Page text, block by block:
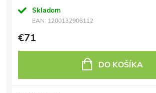
Skladom
EAN: 1200132906112
€71
DO KOŠÍKA